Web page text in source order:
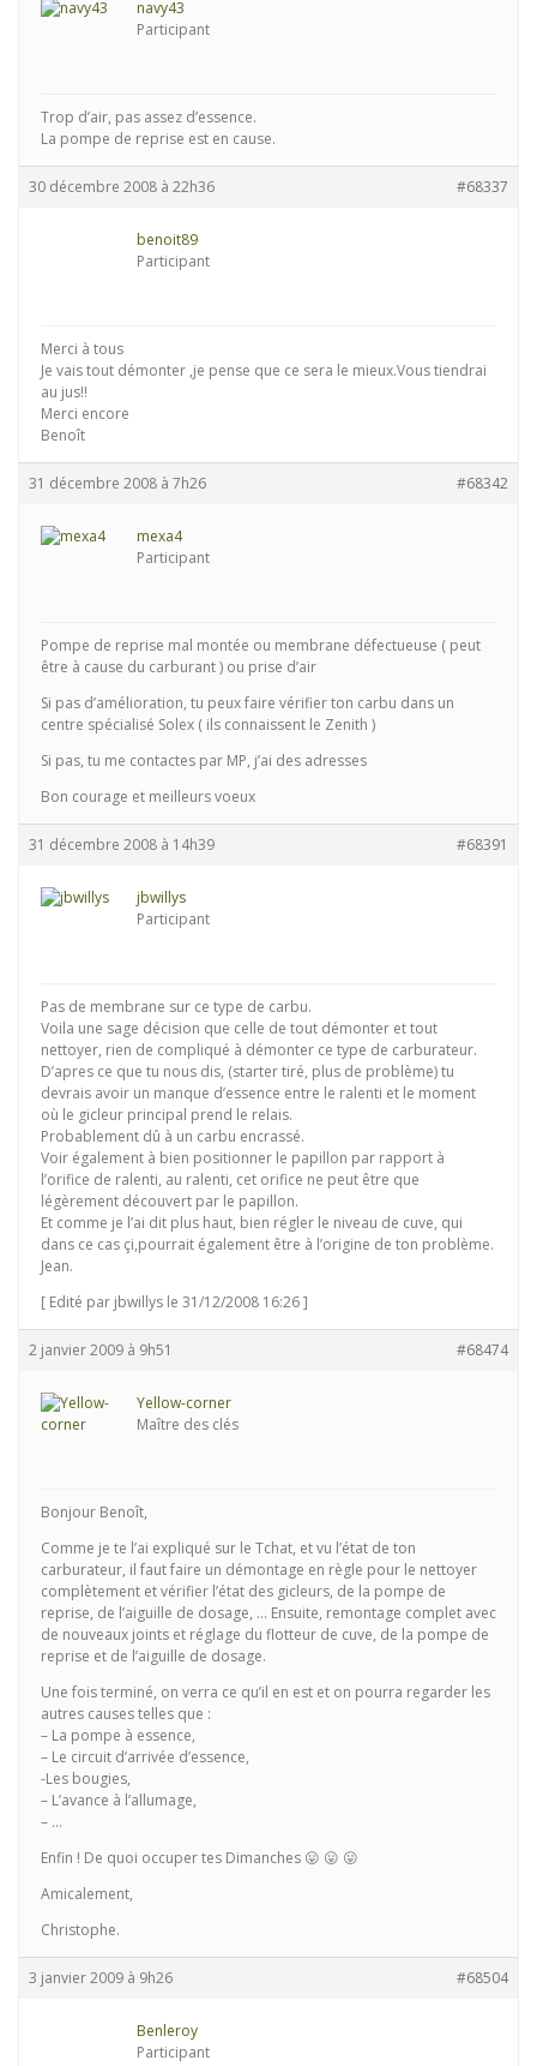
navy43
Participant
Trop d’air, pas assez d’essence.
La pompe de reprise est en cause.
30 décembre 2008 à 22h36 #68337
benoit89
Participant
Merci à tous
Je vais tout démonter ,je pense que ce sera le mieux.Vous tiendrai
au jus!!
Merci encore
Benoît
31 décembre 2008 à 7h26 #68342
mexa4
Participant
Pompe de reprise mal montée ou membrane défectueuse ( peut
être à cause du carburant ) ou prise d’air
Si pas d’amélioration, tu peux faire vérifier ton carbu dans un
centre spécialisé Solex ( ils connaissent le Zenith )
Si pas, tu me contactes par MP, j’ai des adresses
Bon courage et meilleurs voeux
31 décembre 2008 à 14h39 #68391
jbwillys
Participant
Pas de membrane sur ce type de carbu.
Voila une sage décision que celle de tout démonter et tout
nettoyer, rien de compliqué à démonter ce type de carburateur.
D’apres ce que tu nous dis, (starter tiré, plus de problème) tu
devrais avoir un manque d’essence entre le ralenti et le moment
où le gicleur principal prend le relais.
Probablement dû à un carbu encrassé.
Voir également à bien positionner le papillon par rapport à
l’orifice de ralenti, au ralenti, cet orifice ne peut être que
légèrement découvert par le papillon.
Et comme je l’ai dit plus haut, bien régler le niveau de cuve, qui
dans ce cas çi,pourrait également être à l’origine de ton problème.
Jean.
[ Edité par jbwillys le 31/12/2008 16:26 ]
2 janvier 2009 à 9h51 #68474
Yellow-corner
Maître des clés
Bonjour Benoît,
Comme je te l’ai expliqué sur le Tchat, et vu l’état de ton
carburateur, il faut faire un démontage en règle pour le nettoyer
complètement et vérifier l’état des gicleurs, de la pompe de
reprise, de l’aiguille de dosage, … Ensuite, remontage complet avec
de nouveaux joints et réglage du flotteur de cuve, de la pompe de
reprise et de l’aiguille de dosage.
Une fois terminé, on verra ce qu’il en est et on pourra regarder les
autres causes telles que :
– La pompe à essence,
– Le circuit d’arrivée d’essence,
-Les bougies,
– L’avance à l’allumage,
– …
Enfin ! De quoi occuper tes Dimanches 😛 😛 😛
Amicalement,
Christophe.
3 janvier 2009 à 9h26 #68504
Benleroy
Participant